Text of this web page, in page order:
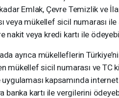
Emlak, Çevre Temizlik ve
veya mükellef sicil numarası
nakit veya kredi kartı ile
ayrıca mükelleflerin
mükellef sicil numarası ve TC
uygulaması kapsamında
banka kartı ile vergilerini